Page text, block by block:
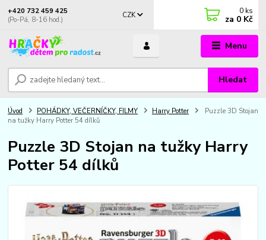
Menu
CZK
Hledat
+420 732 459 425
(Po-Pá, 8-16 hod.)
0 ks
za 0 Kč
Úvod POHÁDKY, VEČERNÍČKY, FILMY Harry Potter
Puzzle 3D Stojan
na tužky Harry Potter 54 dílků
Puzzle 3D Stojan na tužky Harry
Potter 54 dílků